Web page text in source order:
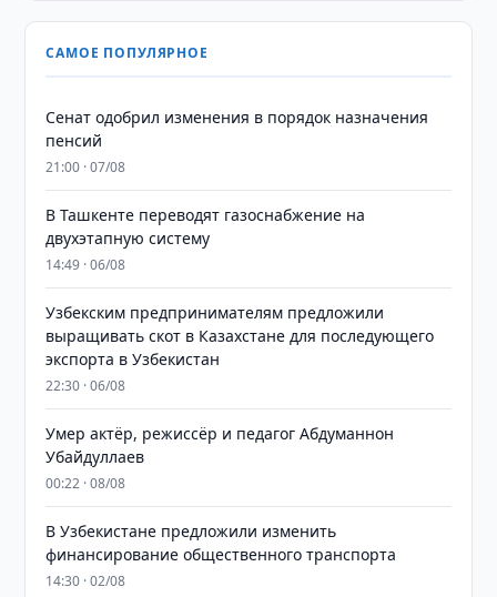
САМОЕ ПОПУЛЯРНОЕ
Сенат одобрил изменения в порядок назначения
пенсий
21:00 · 07/08
В Ташкенте переводят газоснабжение на
двухэтапную систему
14:49 · 06/08
Узбекским предпринимателям предложили
выращивать скот в Казахстане для последующего
экспорта в Узбекистан
22:30 · 06/08
Умер актёр, режиссёр и педагог Абдуманнон
Убайдуллаев
00:22 · 08/08
В Узбекистане предложили изменить
финансирование общественного транспорта
14:30 · 02/08